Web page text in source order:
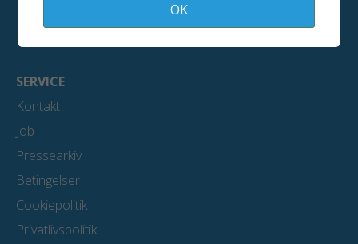
SERVICE
Kontakt
Job
Pressearkiv
Betingelser
Cookiepolitik
Privatlivspolitik
OK